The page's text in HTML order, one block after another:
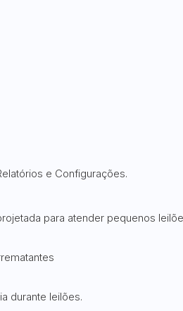
e Configurações.
para atender pequenos
durante leilões.